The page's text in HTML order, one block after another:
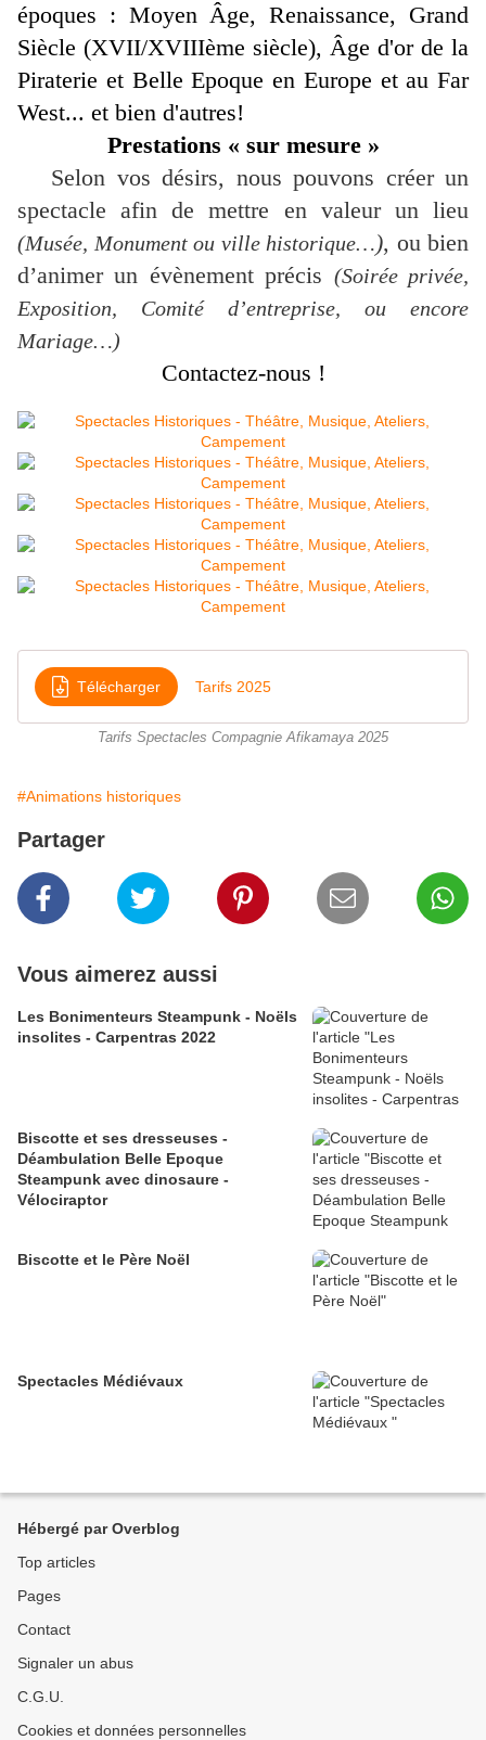
époques : Moyen Âge, Renaissance, Grand
Siècle (XVII/XVIIIème siècle), Âge d'or de la
Piraterie et Belle Epoque en Europe et au Far
West... et bien d'autres!
Prestations « sur mesure »
Selon vos désirs, nous pouvons créer un
spectacle afin de mettre en valeur un lieu
(Musée, Monument ou ville historique…), ou bien
d’animer un évènement précis (Soirée privée,
Exposition, Comité d’entreprise, ou encore
Mariage…)
Contactez-nous !
Télécharger Tarifs 2025
Tarifs Spectacles Compagnie Afikamaya 2025
#Animations historiques
Partager
Vous aimerez aussi
Les Bonimenteurs Steampunk - Noëls
insolites - Carpentras 2022
Biscotte et ses dresseuses -
Déambulation Belle Epoque
Steampunk avec dinosaure -
Vélociraptor
Biscotte et le Père Noël
Spectacles Médiévaux
Hébergé par Overblog
Top articles
Pages
Contact
Signaler un abus
C.G.U.
Cookies et données personnelles